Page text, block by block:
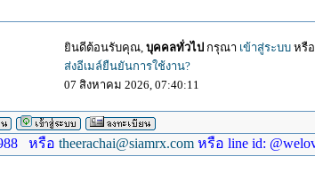
ยินดีต้อนรับคุณ, บุคคลทั่วไป กรุณา เข้าสู่ระบบหรือ
ส่งอีเมล์ยืนยันการใช้งาน?
07 สิงหาคม 2026, 07:40:11
หรือtheerachai@siamrx.com หรือ line id: